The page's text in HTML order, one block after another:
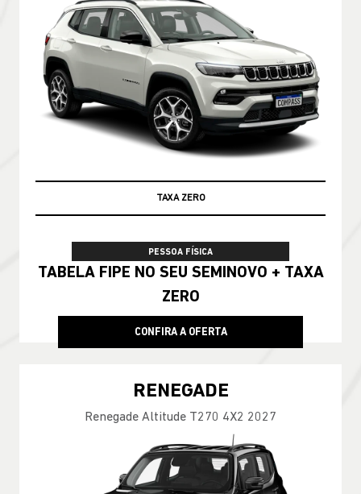
TAXA ZERO
PESSOA FÍSICA
TABELA FIPE NO SEU SEMINOVO + TAXA
ZERO
CONFIRA A OFERTA
RENEGADE
Renegade Altitude T270 4X2 2027